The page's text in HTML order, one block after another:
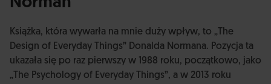
Książka, która wywarła na mnie duży wpływ, to „The
Design of Everyday Things” Donalda Normana. Pozycja ta
ukazała się po raz pierwszy w 1988 roku, początkowo, jako
„The Psychology of Everyday Things”, a w 2013 roku